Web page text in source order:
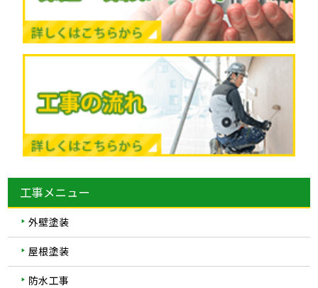
工事メニュー
外壁塗装
屋根塗装
防水工事